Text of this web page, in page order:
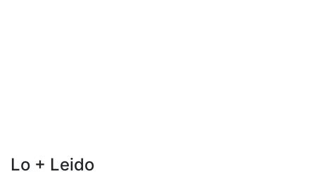
Lo + Leido